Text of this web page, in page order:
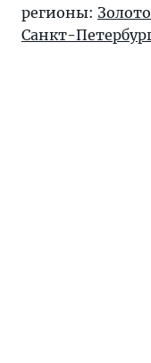
регионы:
Санкт-